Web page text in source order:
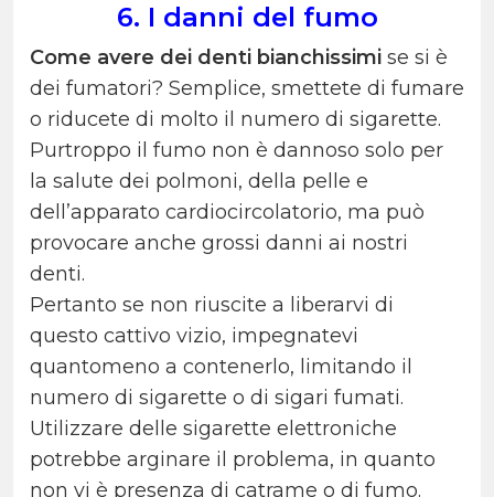
6. I danni del fumo
Come avere dei denti bianchissimi se si è
dei fumatori? Semplice, smettete di fumare
o riducete di molto il numero di sigarette.
Purtroppo il fumo non è dannoso solo per
la salute dei polmoni, della pelle e
dell’apparato cardiocircolatorio, ma può
provocare anche grossi danni ai nostri
denti.
Pertanto se non riuscite a liberarvi di
questo cattivo vizio, impegnatevi
quantomeno a contenerlo, limitando il
numero di sigarette o di sigari fumati.
Utilizzare delle sigarette elettroniche
potrebbe arginare il problema, in quanto
non vi è presenza di catrame o di fumo.